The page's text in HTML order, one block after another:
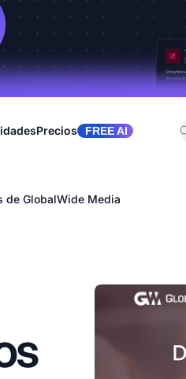
Precios FREE AI
de GlobalWide Media